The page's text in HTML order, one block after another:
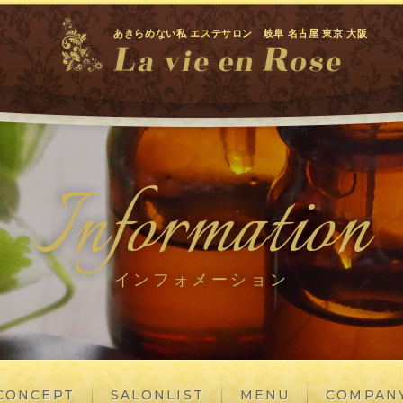
あきらめない私 エステサロン 岐阜 名古屋 東京 大阪
Information
インフォメーション
SALONLIST MENU